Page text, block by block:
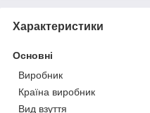
Характеристики
Основні
Виробник
Країна виробник
Вид взуття